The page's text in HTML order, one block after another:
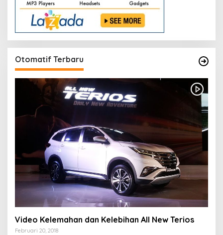
Otomatif Terbaru
Video Kelemahan dan Kelebihan All New Terios
Februari 20, 2018